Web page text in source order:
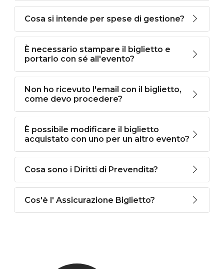
Cosa si intende per spese di gestione?
È necessario stampare il biglietto e
portarlo con sé all'evento?
Non ho ricevuto l'email con il biglietto,
come devo procedere?
È possibile modificare il biglietto
acquistato con uno per un altro evento?
Cosa sono i Diritti di Prevendita?
Cos'è l' Assicurazione Biglietto?